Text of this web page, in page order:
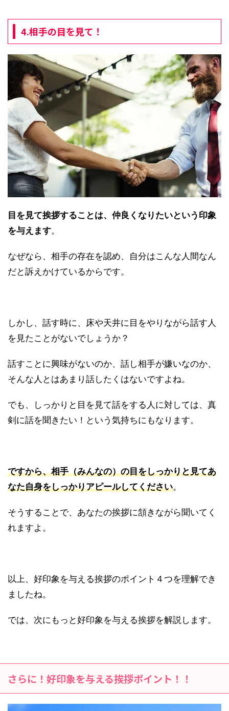
4.相手の目を見て！
目を見て挨拶することは、仲良くなりたいという印象
を与えます。
なぜなら、相手の存在を認め、自分はこんな人間なん
だと訴えかけているからです。
しかし、話す時に、床や天井に目をやりながら話す人
を見たことがないでしょうか？
話すことに興味がないのか、話し相手が嫌いなのか、
そんな人とはあまり話したくはないですよね。
でも、しっかりと目を見て話をする人に対しては、真
剣に話を聞きたい！という気持ちにもなります。
ですから、相手（みんなの）の目をしっかりと見てあ
なた自身をしっかりアピールしてください。
そうすることで、あなたの挨拶に頷きながら聞いてく
れますよ。
以上、好印象を与える挨拶のポイント４つを理解でき
ましたね。
では、次にもっと好印象を与える挨拶を解説します。
さらに！好印象を与える挨拶ポイント！！